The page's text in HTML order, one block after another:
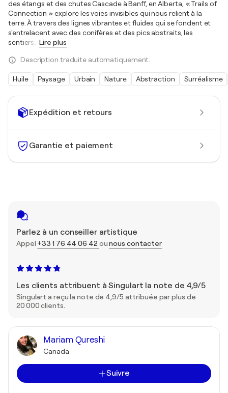
Expédition et retours
Garantie et paiement
Parlez à un conseiller artistique
Appel +33 1 76 44 06 42ounous contacter
Les clients attribuent à Singulart la note de 4,9/5
Singulart a reçu la note de 4,9/5 attribuée par plus de
20 000 clients.
Mariam Qureshi
Canada
Suivre
des étangs et des chutes Cascade à Banff, en Alberta, « Trails of
Connection » explore les voies invisibles qui nous relient à la
terre. À travers des lignes vibrantes et fluides qui se fondent et
s'entrelacent avec des conifères et des pics abstraits, les
sentiers… Lire plus
Description traduite automatiquement.
Huile Paysage Urbain Nature Abstraction Surréalisme